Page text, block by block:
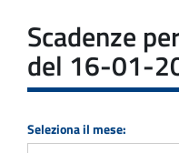
Scadenze
del 16-01-
Seleziona il mese: